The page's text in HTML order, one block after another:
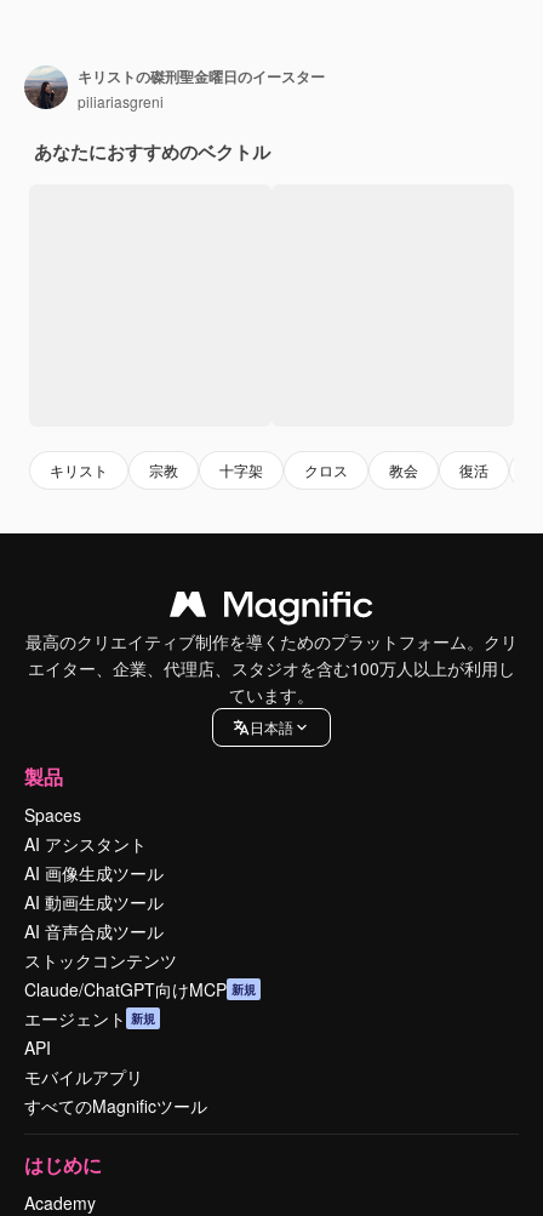
キリストの磔刑聖金曜日のイースター
piliariasgreni
あなたにおすすめのベクトル
キリスト 宗教 十字架 クロス 教会 復活
最高のクリエイティブ制作を導くためのプラットフォーム。クリ
エイター、企業、代理店、スタジオを含む100万人以上が利用し
ています。
日本語
製品
Spaces
AI アシスタント
AI 画像生成ツール
AI 動画生成ツール
AI 音声合成ツール
ストックコンテンツ
Claude/ChatGPT向けMCP 新規
エージェント 新規
API
モバイルアプリ
すべてのMagnificツール
はじめに
Academy